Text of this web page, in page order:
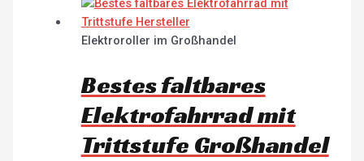
Elektroroller im Großhandel
Bestes faltbares
Elektrofahrrad mit
Trittstufe Großhandel